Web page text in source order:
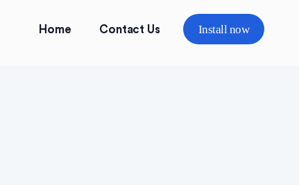
Home Contact Us Install now